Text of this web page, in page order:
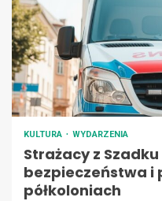
KULTURA WYDARZENIA
Strażacy z
bezpieczeństwa i
półkoloniach